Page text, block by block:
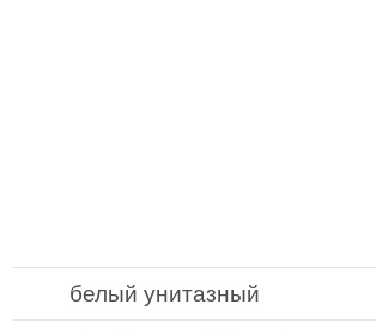
белый унитазный